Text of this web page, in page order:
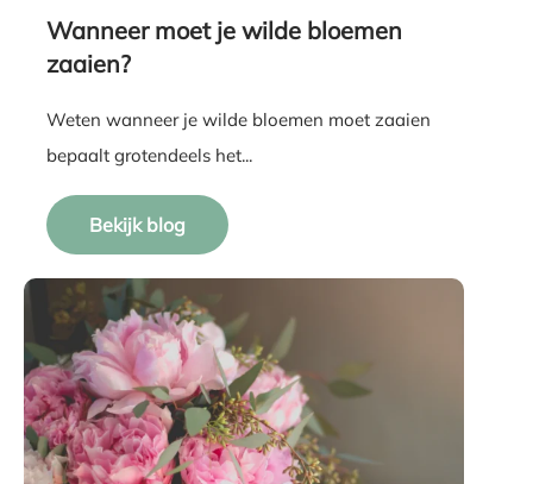
Wanneer moet je wilde bloemen
zaaien?
Weten wanneer je wilde bloemen moet zaaien
bepaalt grotendeels het...
Bekijk blog